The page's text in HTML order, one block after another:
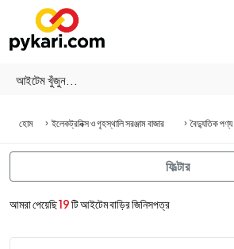
হোম ইলেকট্রনিক্স ও গৃহস্থালি সরঞ্জাম বাজার বৈদ্যুতিক পণ্য
আমরা পেয়েছি19টি আইটেম বাড়ির জিনিসপত্র
ফিল্টার